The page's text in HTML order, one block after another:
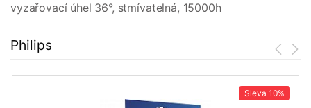
vyzařovací úhel 36°, stmívatelná, 15000h
Philips
Sleva 10%